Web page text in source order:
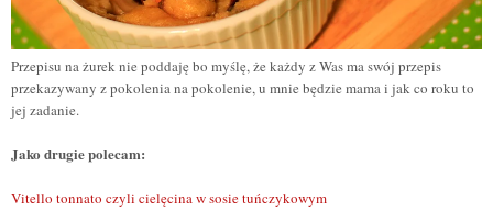
Przepisu nażurek nie poddajębo myślę,że każdy z Was ma swój przepis
przekazywany z pokolenia na pokolenie, u mnie będzie mama i jak co roku to
jej zadanie.
Jako drugie polecam:
Vitello tonnato czyli cielęcina w sosie tuńczykowym